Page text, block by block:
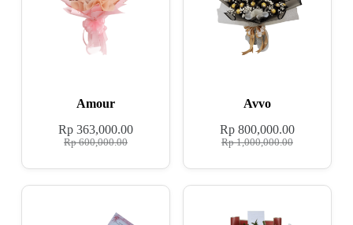
Amour
Rp600,000.00
Rp363,000.00
Avvo
Rp1,000,000.00
Rp 800,000.00